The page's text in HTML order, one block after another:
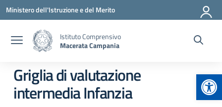
Vai ai contenuti
Vai al menu di navigazione
Vai al footer
Ministero dell'Istruzione e del Merito
Istituto Comprensivo
Macerata Campania
Griglia di valutazione
intermedia Infanzia